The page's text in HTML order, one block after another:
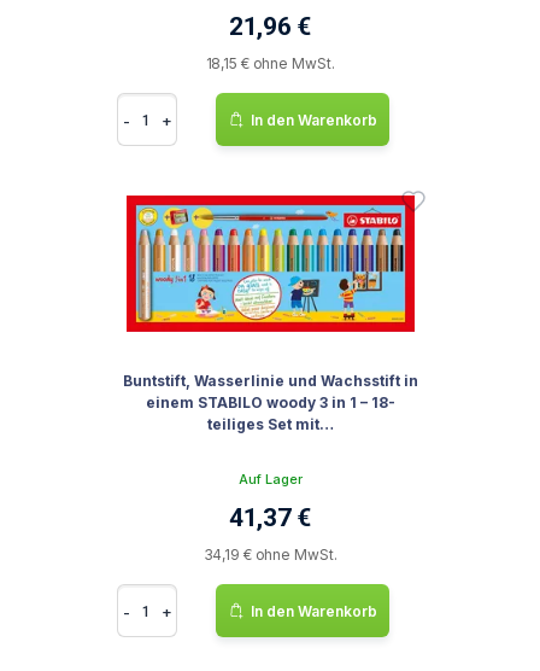
21,96 €
18,15 € ohne MwSt.
- + In den Warenkorb
Buntstift, Wasserlinie und Wachsstift in
einem STABILO woody 3 in 1 – 18-
teiliges Set mit…
Auf Lager
41,37 €
34,19 € ohne MwSt.
- + In den Warenkorb